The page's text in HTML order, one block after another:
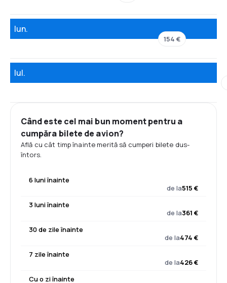
Iun.
154 €
Iul.
Când este cel mai bun moment pentru a
cumpăra bilete de avion?
Află cu cât timp înainte merită să cumperi bilete dus-
întors.
6 luni înainte
de la515 €
3 luni înainte
de la361 €
30 de zile înainte
de la474 €
7 zile înainte
de la426 €
Cu o zi înainte